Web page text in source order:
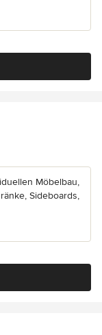
Möbelbau,
Sideboards,